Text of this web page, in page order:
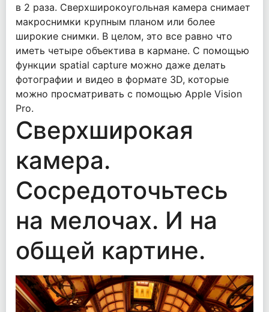
в 2 раза. Сверхширокоугольная камера снимает
макроснимки крупным планом или более
широкие снимки. В целом, это все равно что
иметь четыре объектива в кармане. С помощью
функции spatial capture можно даже делать
фотографии и видео в формате 3D, которые
можно просматривать с помощью Apple Vision
Pro.
Сверхширокая
камера.
Сосредоточьтесь
на мелочах. И на
общей картине.